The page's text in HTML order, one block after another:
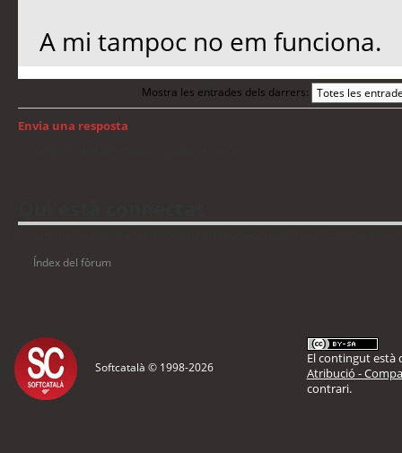
A mi tampoc no em funciona.
Mostra les entrades dels darrers:
Envia una resposta
Índex del fòrum
Softcatalà © 1998-2026
El contingut està
Atribució -
contrari.